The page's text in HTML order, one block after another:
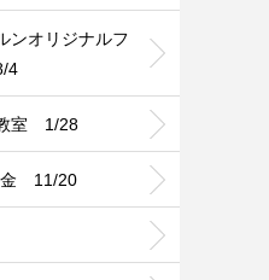
ンオリジナルフ
4
室 1/28
金 11/20